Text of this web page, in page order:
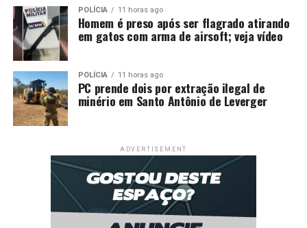
POLÍCIA 11 horas ago
Homem é preso após ser flagrado atirando
em gatos com arma de airsoft; veja vídeo
POLÍCIA 11 horas ago
PC prende dois por extração ilegal de
minério em Santo Antônio de Leverger
ADVERTISEMENT